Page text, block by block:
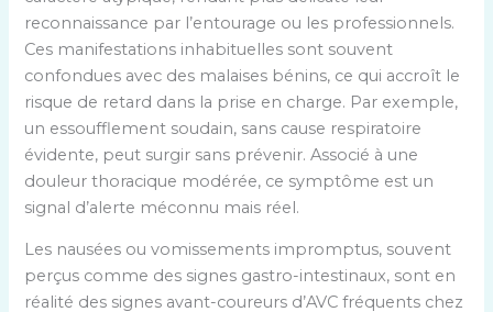
reconnaissance par l’entourage ou les professionnels.
Ces manifestations inhabituelles sont souvent
confondues avec des malaises bénins, ce qui accroît le
risque de retard dans la prise en charge. Par exemple,
un essoufflement soudain, sans cause respiratoire
évidente, peut surgir sans prévenir. Associé à une
douleur thoracique modérée, ce symptôme est un
signal d’alerte méconnu mais réel.
Les nausées ou vomissements impromptus, souvent
perçus comme des signes gastro-intestinaux, sont en
réalité des signes avant-coureurs d’AVC fréquents chez